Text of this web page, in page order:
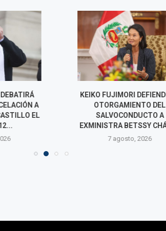
KEIKO FUJIMORI DEFIENDE EL
OTORGAMIENTO DEL
SALVOCONDUCTO A
EXMINISTRA BETSSY CHÁVEZ
¿LOS
VIAJAR A
ESTO SE
7